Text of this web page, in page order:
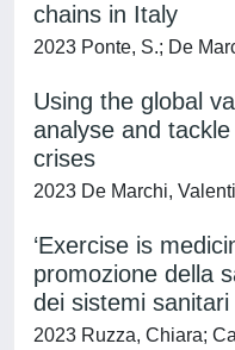
chains in Italy
2023 Ponte, S.; De
Using the global
analyse and
crises
2023 De Marchi,
‘Exercise is
promozione della
dei sistemi sanitari
2023 Ruzza, Chiara;